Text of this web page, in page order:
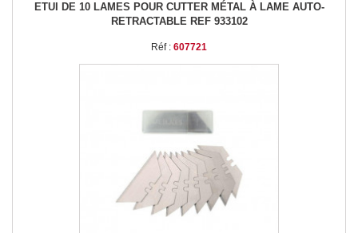
ETUI DE 10 LAMES POUR CUTTER MÉTAL À LAME AUTO-
RETRACTABLE REF 933102
Réf : 607721